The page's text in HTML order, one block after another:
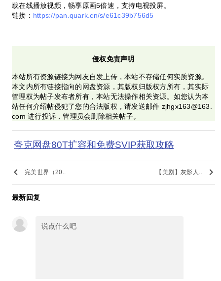
载在线播放视频，畅享原画5倍速，支持电视投屏。
链接： https://pan.quark.cn/s/e61c39b756d5
侵权免责声明
本站所有资源链接为网友自发上传，本站不存储任何实质资源。
本文内所有链接指向的网盘资源，其版权归版权方所有，其实际
管理权为帖子发布者所有，本站无法操作相关资源。如您认为本
站任何介绍帖侵犯了您的合法版权，请发送邮件 zjhgx163@163.
com 进行投诉，管理员会删除相关帖子。
夸克网盘80T扩容和免费SVIP获取攻略
keyboard_arrow_left 完美世界（20.. 【美剧】灰影人.. keyboard_arrow_right
最新回复